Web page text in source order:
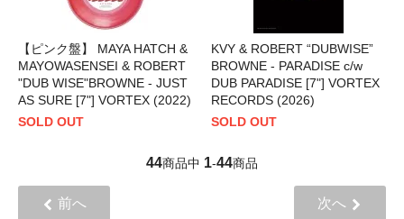
【ピンク盤】 MAYA HATCH &
MAYOWASENSEI & ROBERT
"DUB WISE"BROWNE - JUST
AS SURE [7"] VORTEX (2022)
SOLD OUT
KVY & ROBERT “DUBWISE”
BROWNE - PARADISE c/w
DUB PARADISE [7"] VORTEX
RECORDS (2026)
SOLD OUT
44商品中 1-44商品
前へ 次へ